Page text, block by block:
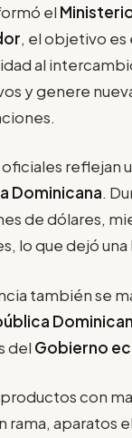
el
, el objetivo
al
y genere
oficiales reflejan
Dominicana.
de dólares,
lo que dejó
también se
del Gobierno
con
rama, aparatos